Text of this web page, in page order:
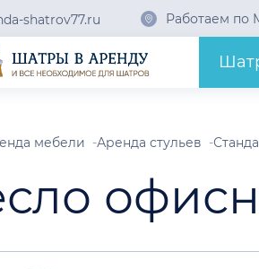
shatrov77.ru Работаем по
мебели Аренда стульев